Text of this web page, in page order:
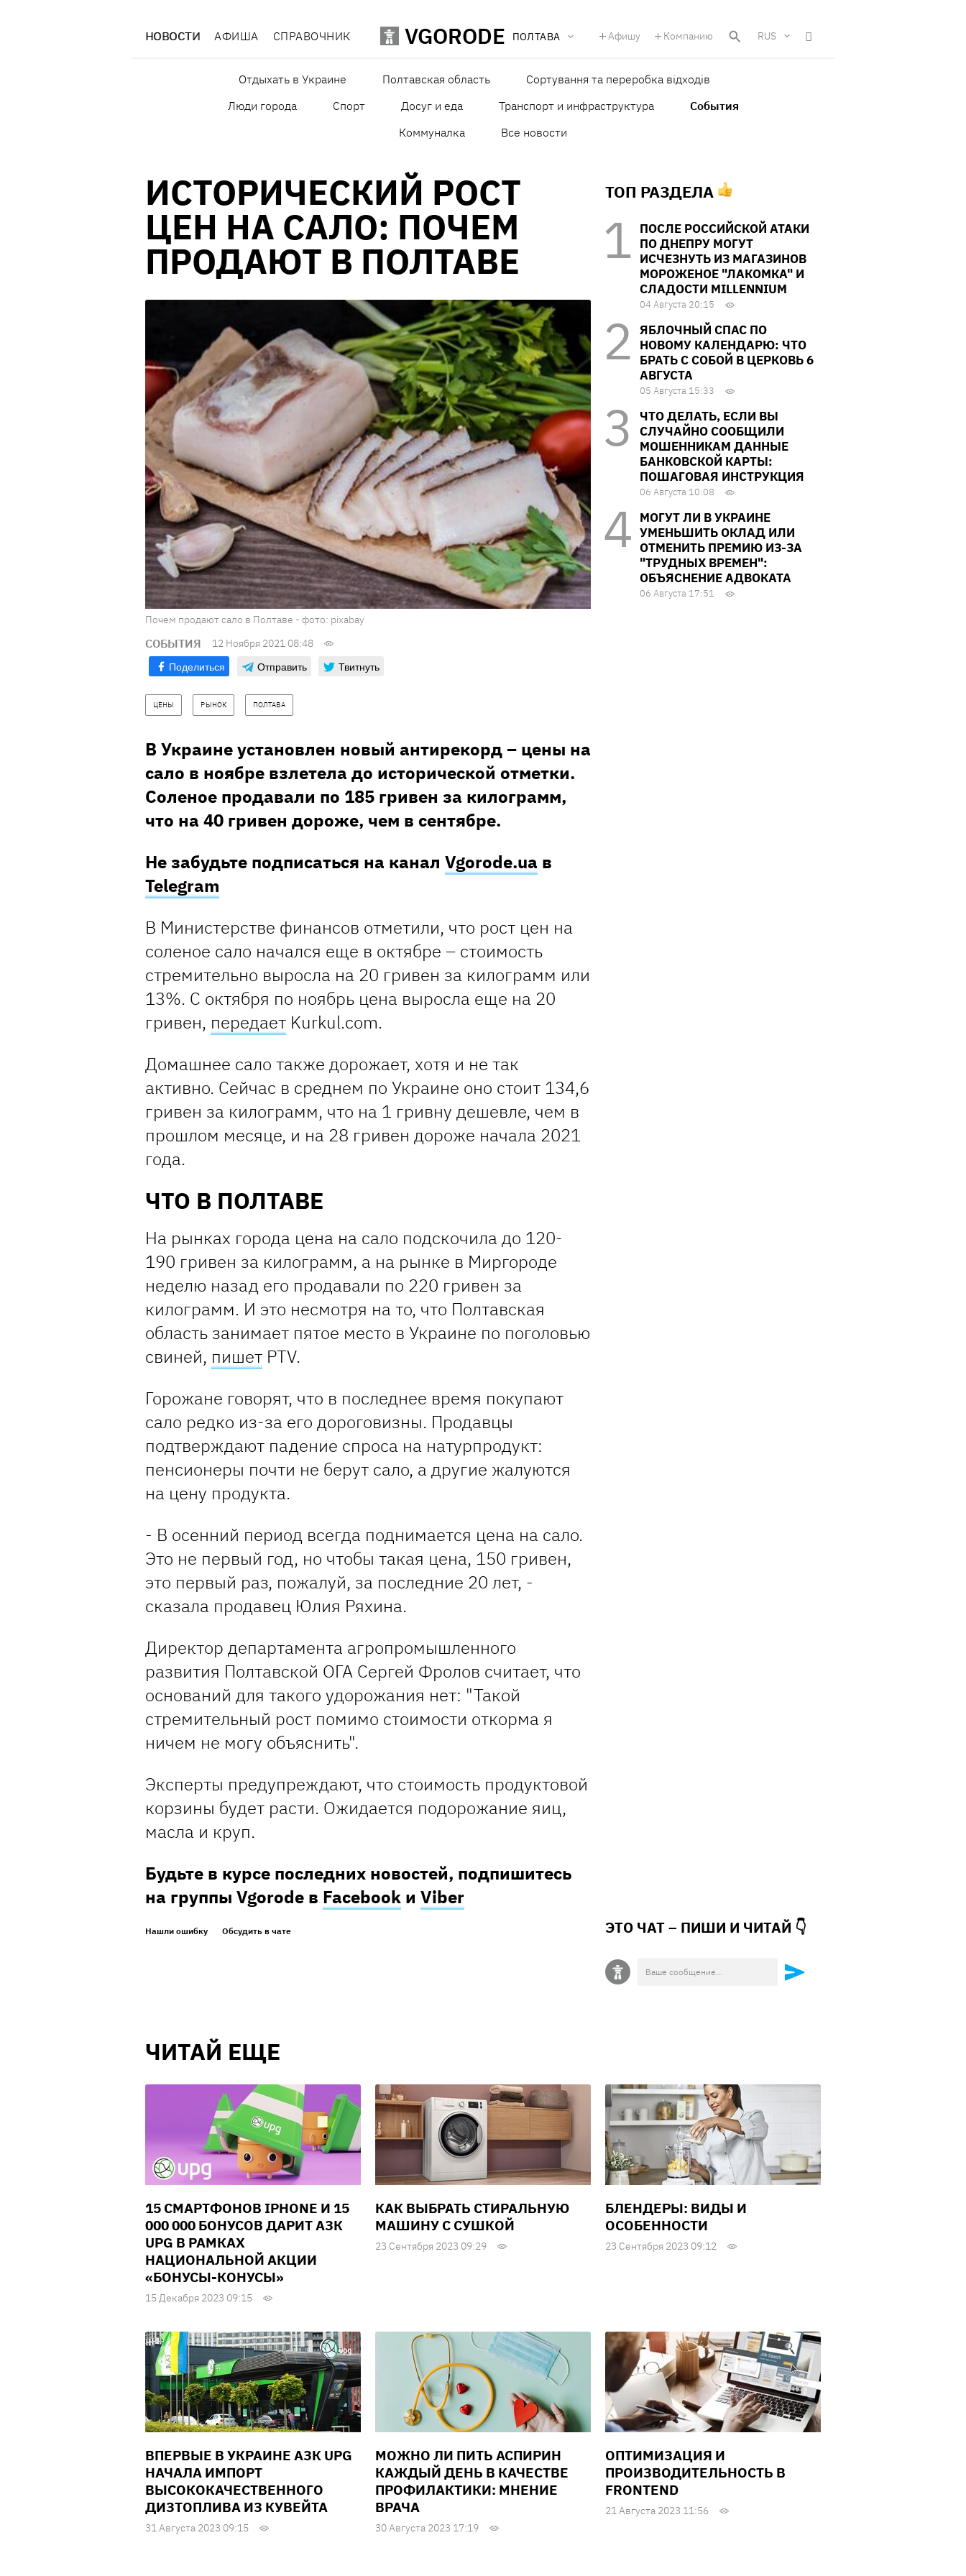
НОВОСТИ АФИША СПРАВОЧНИК VGORODE ПОЛТАВА Афишу Компанию RUS
Отдыхать в Украине Полтавская область
Сортування та переробка відходів
Люди города
Спорт Досуг и еда Транспорт и инфраструктура
События
Коммуналка
Все новости
ИСТОРИЧЕСКИЙ РОСТ
ЦЕН НА САЛО: ПОЧЕМ
ПРОДАЮТ В ПОЛТАВЕ
Почем продают сало в Полтаве - фото: pixabay
СОБЫТИЯ 12 Ноября 2021 08:48
Поделиться Отправить Твитнуть
ЦЕНЫ РЫНОК ПОЛТАВА
В Украине установлен новый антирекорд – цены на
сало в ноябре взлетела до исторической отметки.
Соленое продавали по 185 гривен за килограмм,
что на 40 гривен дороже, чем в сентябре.
Не забудьте подписаться на канал Vgorode.ua в
Telegram
В Министерстве финансов отметили, что рост цен на
соленое сало начался еще в октябре – стоимость
стремительно выросла на 20 гривен за килограмм или
13%. С октября по ноябрь цена выросла еще на 20
гривен, передает Kurkul.com.
Домашнее сало также дорожает, хотя и не так
активно. Сейчас в среднем по Украине оно стоит 134,6
гривен за килограмм, что на 1 гривну дешевле, чем в
прошлом месяце, и на 28 гривен дороже начала 2021
года.
ЧТО В ПОЛТАВЕ
На рынках города цена на сало подскочила до 120-
190 гривен за килограмм, а на рынке в Миргороде
неделю назад его продавали по 220 гривен за
килограмм. И это несмотря на то, что Полтавская
область занимает пятое место в Украине по поголовью
свиней, пишет PTV.
Горожане говорят, что в последнее время покупают
сало редко из-за его дороговизны. Продавцы
подтверждают падение спроса на натурпродукт:
пенсионеры почти не берут сало, а другие жалуются
на цену продукта.
- В осенний период всегда поднимается цена на сало.
Это не первый год, но чтобы такая цена, 150 гривен,
это первый раз, пожалуй, за последние 20 лет, -
сказала продавец Юлия Ряхина.
Директор департамента агропромышленного
развития Полтавской ОГА Сергей Фролов считает, что
оснований для такого удорожания нет: "Такой
стремительный рост помимо стоимости откорма я
ничем не могу объяснить".
Эксперты предупреждают, что стоимость продуктовой
корзины будет расти. Ожидается подорожание яиц,
масла и круп.
Будьте в курсе последних новостей, подпишитесь
на группы Vgorode в Facebook и Viber
Нашли ошибку Обсудить в чате
ТОП РАЗДЕЛА
ПОСЛЕ РОССИЙСКОЙ АТАКИ
ПО ДНЕПРУ МОГУТ
ИСЧЕЗНУТЬ ИЗ МАГАЗИНОВ
МОРОЖЕНОЕ "ЛАКОМКА" И
СЛАДОСТИ MILLENNIUM
04 Августа 20:15
ЯБЛОЧНЫЙ СПАС ПО
НОВОМУ КАЛЕНДАРЮ: ЧТО
БРАТЬ С СОБОЙ В ЦЕРКОВЬ 6
АВГУСТА
05 Августа 15:33
ЧТО ДЕЛАТЬ, ЕСЛИ ВЫ
СЛУЧАЙНО СООБЩИЛИ
МОШЕННИКАМ ДАННЫЕ
БАНКОВСКОЙ КАРТЫ:
ПОШАГОВАЯ ИНСТРУКЦИЯ
06 Августа 10:08
МОГУТ ЛИ В УКРАИНЕ
УМЕНЬШИТЬ ОКЛАД ИЛИ
ОТМЕНИТЬ ПРЕМИЮ ИЗ-ЗА
"ТРУДНЫХ ВРЕМЕН":
ОБЪЯСНЕНИЕ АДВОКАТА
06 Августа 17:51
ЭТО ЧАТ – ПИШИ И ЧИТАЙ 👇
ЧИТАЙ ЕЩЕ
15 СМАРТФОНОВ IPHONE И 15
000 000 БОНУСОВ ДАРИТ АЗК
UPG В РАМКАХ
НАЦИОНАЛЬНОЙ АКЦИИ
«БОНУСЫ-КОНУСЫ»
15 Декабря 2023 09:15
КАК ВЫБРАТЬ СТИРАЛЬНУЮ
МАШИНУ С СУШКОЙ
23 Сентября 2023 09:29
БЛЕНДЕРЫ: ВИДЫ И
ОСОБЕННОСТИ
23 Сентября 2023 09:12
ВПЕРВЫЕ В УКРАИНЕ АЗК UPG
НАЧАЛА ИМПОРТ
ВЫСОКОКАЧЕСТВЕННОГО
ДИЗТОПЛИВА ИЗ КУВЕЙТА
31 Августа 2023 09:15
МОЖНО ЛИ ПИТЬ АСПИРИН
КАЖДЫЙ ДЕНЬ В КАЧЕСТВЕ
ПРОФИЛАКТИКИ: МНЕНИЕ
ВРАЧА
30 Августа 2023 17:19
ОПТИМИЗАЦИЯ И
ПРОИЗВОДИТЕЛЬНОСТЬ В
FRONTEND
21 Августа 2023 11:56